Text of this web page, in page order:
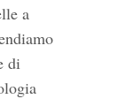
a
di